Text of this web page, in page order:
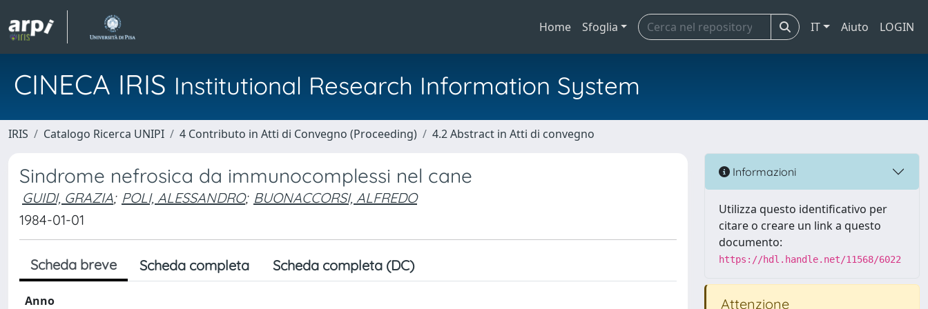
Home Sfoglia IT Aiuto LOGIN
CINECA IRIS Institutional Research Information System
IRIS Catalogo Ricerca UNIPI 4 Contributo in Atti di Convegno (Proceeding) 4.2 Abstract in Atti di convegno
Sindrome nefrosica da immunocomplessi nel cane
GUIDI, GRAZIA; POLI, ALESSANDRO; BUONACCORSI, ALFREDO
1984-01-01
Scheda breve Scheda completa Scheda completa (DC)
Anno
Informazioni
Utilizza questo identificativo per
citare o creare un link a questo
documento:
https://hdl.handle.net/11568/6022
Attenzione